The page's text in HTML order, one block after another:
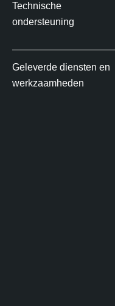
Technische
ondersteuning
Geleverde diensten en
werkzaamheden